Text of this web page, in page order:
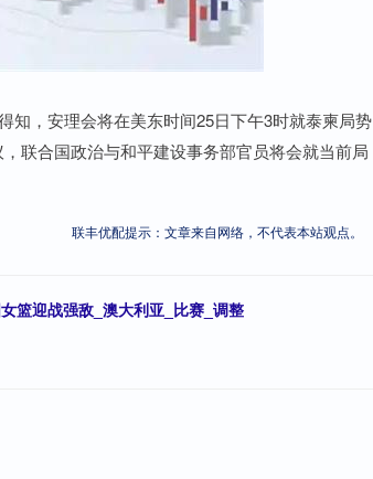
，安理会将在美东时间25日下午3时就泰柬局势
联合国政治与和平建设事务部官员将会就当前局
联丰优配提示：文章来自网络，不代表本站观点。
篮迎战强敌_澳大利亚_比赛_调整